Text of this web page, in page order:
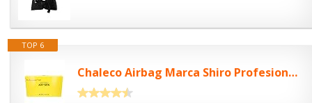
TOP 6
Chaleco Airbag Marca Shiro Profesional para Motocicleta, Airbag con Tira...